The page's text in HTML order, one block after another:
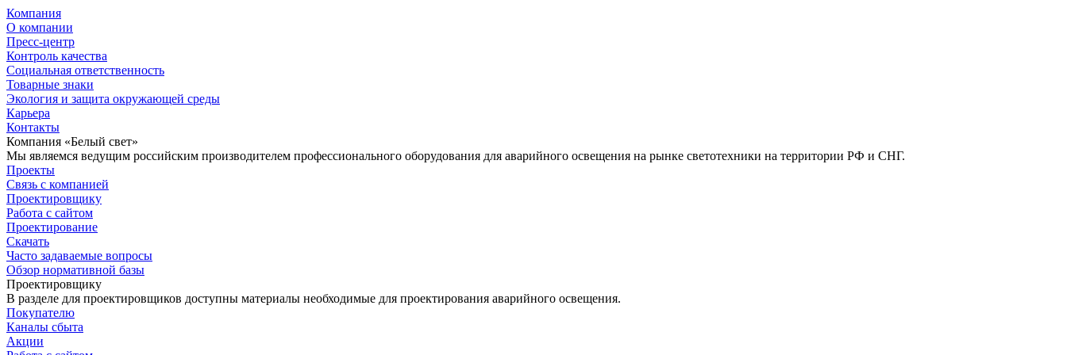
Компания
О компании
Пресс-центр
Контроль качества
Социальная ответственность
Товарные знаки
Экология и защита окружающей среды
Карьера
Контакты
Компания «Белый свет»
Мы являемся ведущим российским производителем профессионального оборудования для аварийного освещения на рынке светотехники на территории РФ и СНГ.
Проекты
Связь с компанией
Проектировщику
Работа с сайтом
Проектирование
Скачать
Часто задаваемые вопросы
Обзор нормативной базы
Проектировщику
В разделе для проектировщиков доступны материалы необходимые для проектирования аварийного освещения.
Покупателю
Каналы сбыта
Акции